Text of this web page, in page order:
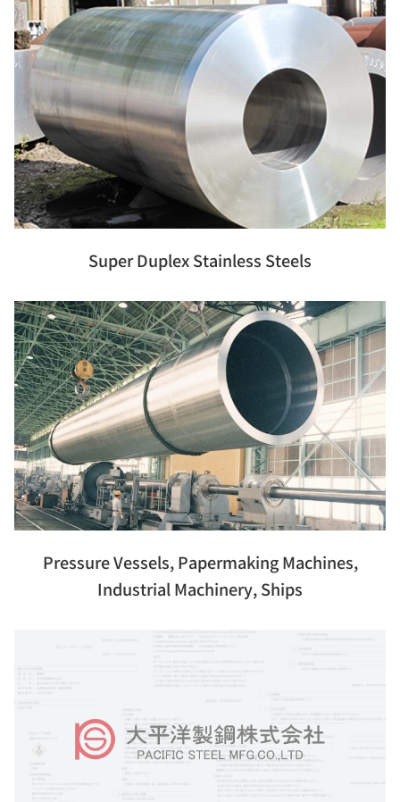
Super Duplex Stainless Steels
Pressure Vessels, Papermaking Machines,
Industrial Machinery, Ships